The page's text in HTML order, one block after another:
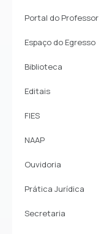
Portal do Professor
Espaço do Egresso
Biblioteca
Editais
FIES
NAAP
Ouvidoria
Prática Jurídica
Secretaria